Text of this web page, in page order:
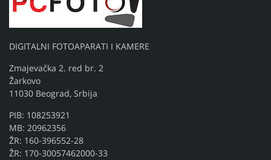
DIGITALNI FOTOAPARATI I KAMERE
Zmajevačka 2. red br. 2
Žarkovo
11030 Beograd, Srbija
PIB: 108253921
MB: 20962356
ŽR: 160-396552-28
ŽR: 170-30057462000-33